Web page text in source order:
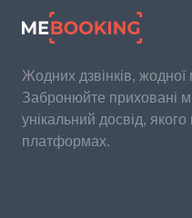
Жодних дзвінків,
Забронюйте приховані
унікальний досвід,
платформах.